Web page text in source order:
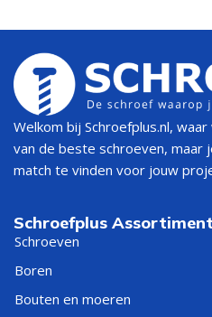
Welkom bij Schroefplus.nl,
van de beste schroeven, maar
match te vinden voor jouw
Schroefplus Assortiment
Schroeven
Boren
Bouten en moeren